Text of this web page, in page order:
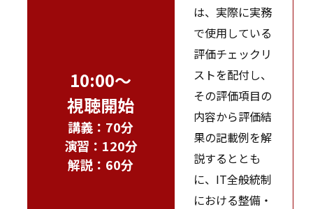
10:00～
視聴開始
講義：70分
演習：120分
解説：60分
は、実際に実務
で使用している
評価チェックリ
ストを配付し、
その評価項目の
内容から評価結
果の記載例を解
説するととも
に、IT全般統制
における整備・